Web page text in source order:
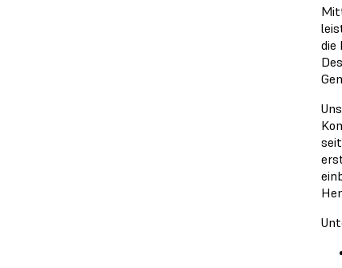
die